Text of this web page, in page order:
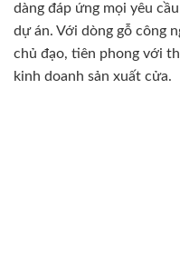
dàng đáp ứng mọi yêu
dự án. Với dòng gỗ công
chủ đạo, tiên phong với
kinh doanh sản xuất cửa.